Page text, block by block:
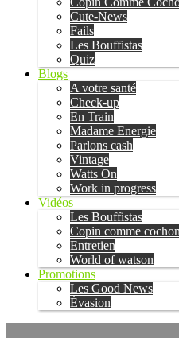
Cute-News
Fails
Les Bouffistas
Quiz
Blogs
A votre santé
Check-up
En Train
Madame Energie
Parlons cash
Vintage
Watts On
Work in progress
Vidéos
Les Bouffistas
Copin comme cochon
Entretien
World of watson
Promotions
Les Good News
Évasion